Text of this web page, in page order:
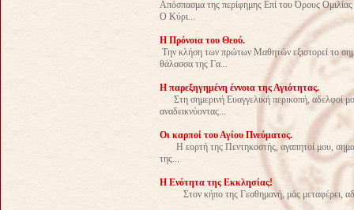
Απόσπασμα της περίφημης Επί του Όρους Ομιλίας
Ο Κύρι...
Η Πρόνοια του Θεού.
Την κλήση των πρώτων Μαθητών εξιστορεί το
θάλασσα της Γα...
Η παρεξηγημένη έννοια της Αγιότητας.
Στη σημερινή Ευαγγελική περικοπή, αδελφοί
αναδεικνύοντας...
Οι καρποί του Αγίου Πνεύματος.
Η εορτή της Πεντηκοστής, αγαπητοί μου,
της...
Η Ενότητα της Εκκλησίας!
Στον κήπο της Γεσθημανή, μάς μεταφέρει,